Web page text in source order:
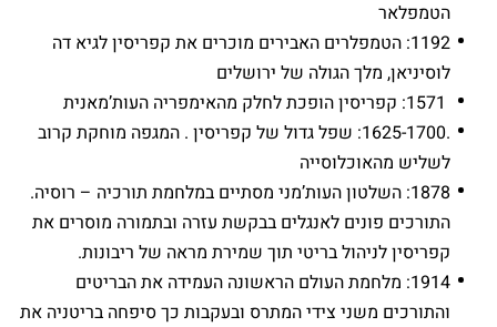
הטמפלאר
1192: הטמפלרים האבירים מוכרים את קפריסין לגיא דה
לוסיניאן, מלך הגולה של ירושלים
.1625-1700: שפל גדול של קפריסין . המגפה מוחקת קרוב
לשליש מהאוכלוסייה
1878: השלטון העות’מני מסתיים במלחמת תורכיה – רוסיה.
התורכים פונים לאנגלים בבקשת עזרה ובתמורה מוסרים את
קפריסין לניהול בריטי תוך שמירת מראה של ריבונות.
1914: מלחמת העולם הראשונה העמידה את הבריטים
והתורכים משני צידי המתרס ובעקבות כך סיפחה בריטניה את